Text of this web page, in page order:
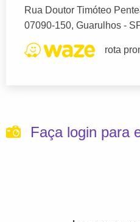
Rua Doutor Timóteo
07090-150, Guarulhos -
rota
Faça login para